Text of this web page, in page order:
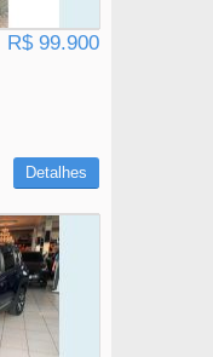
R$ 99.900
Detalhes